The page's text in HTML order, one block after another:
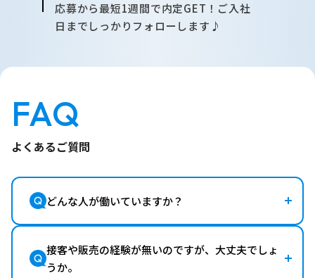
応募から最短1週間で内定GET！ご入社
日までしっかりフォローします♪
FAQ
よくあるご質問
どんな人が働いていますか？
接客や販売の経験が無いのですが、大丈夫でしょ
うか。